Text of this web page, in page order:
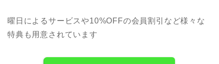
曜日によるサービスや10%OFFの会員割引など様々な
特典も用意されています